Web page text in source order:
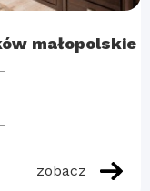
małopolskie
zobacz